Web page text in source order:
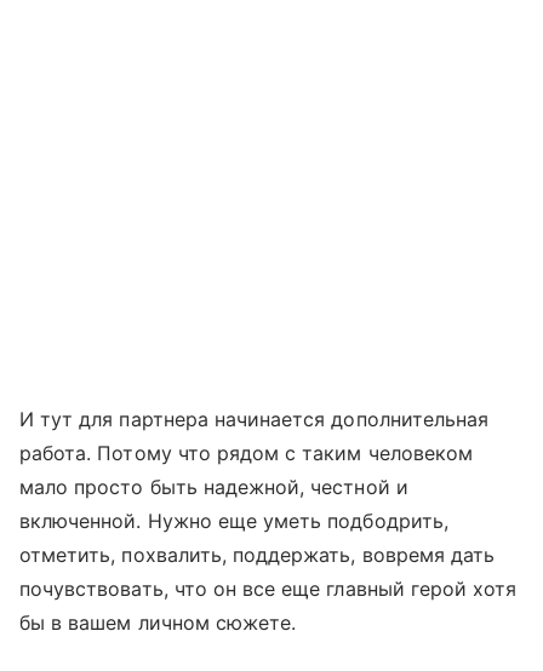
И тут для партнера начинается дополнительная
работа. Потому что рядом с таким человеком
мало просто быть надежной, честной и
включенной. Нужно еще уметь подбодрить,
отметить, похвалить, поддержать, вовремя дать
почувствовать, что он все еще главный герой хотя
бы в вашем личном сюжете.